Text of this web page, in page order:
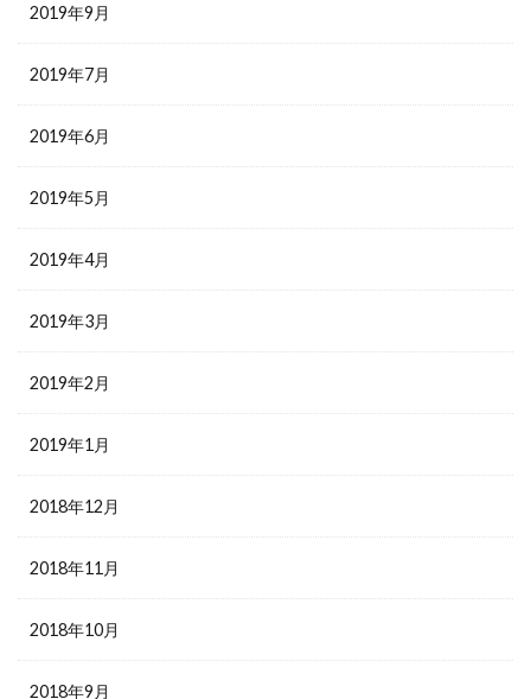
2019年9月
2019年7月
2019年6月
2019年5月
2019年4月
2019年3月
2019年2月
2019年1月
2018年12月
2018年11月
2018年10月
2018年9月